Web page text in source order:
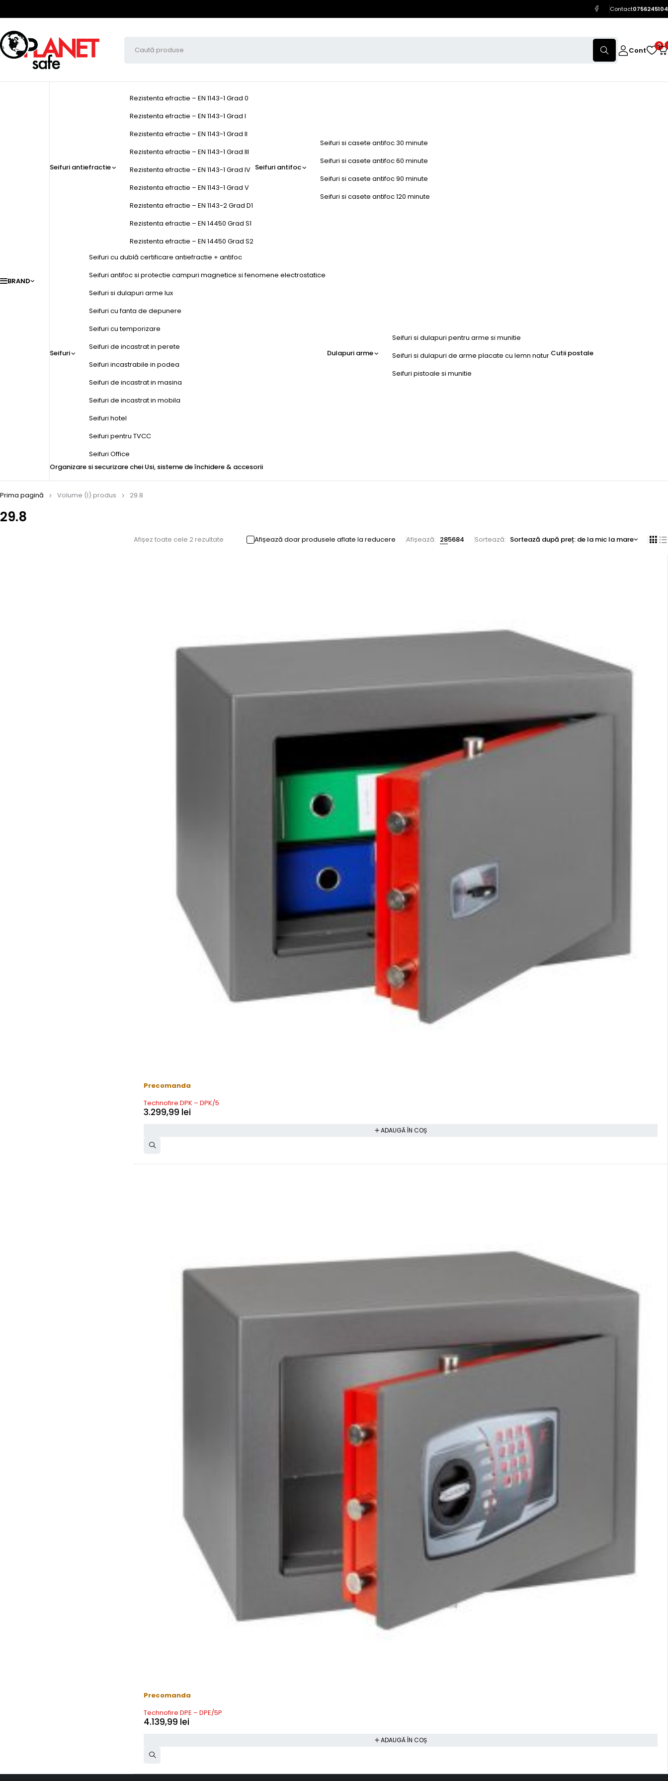
Contact0756245104
Cont
0
BRAND
Seifuri antiefractie
Rezistenta efractie – EN 1143-1 Grad 0
Rezistenta efractie – EN 1143-1 Grad I
Rezistenta efractie – EN 1143-1 Grad II
Rezistenta efractie – EN 1143-1 Grad III
Rezistenta efractie – EN 1143-1 Grad IV
Rezistenta efractie – EN 1143-1 Grad V
Rezistenta efractie – EN 1143-2 Grad D1
Rezistenta efractie – EN 14450 Grad S1
Rezistenta efractie – EN 14450 Grad S2
Seifuri antifoc
Seifuri si casete antifoc 30 minute
Seifuri si casete antifoc 60 minute
Seifuri si casete antifoc 90 minute
Seifuri si casete antifoc 120 minute
Seifuri
Seifuri cu dublă certificare antiefractie + antifoc
Seifuri antifoc si protectie campuri magnetice si fenomene electrostatice
Seifuri si dulapuri arme lux
Seifuri cu fanta de depunere
Seifuri cu temporizare
Seifuri de incastrat in perete
Seifuri incastrabile in podea
Seifuri de incastrat in masina
Seifuri de incastrat in mobila
Seifuri hotel
Seifuri pentru TVCC
Seifuri Office
Dulapuri arme
Seifuri si dulapuri pentru arme si munitie
Seifuri si dulapuri de arme placate cu lemn natur
Seifuri pistoale si munitie
Cutii postale
Organizare si securizare chei Usi, sisteme de închidere & accesorii
29.8
Prima pagină Volume (l) produs 29.8
Afișez toate cele 2 rezultate Afișează doar produsele aflate la reducere Afișează: 285684 Sortează Sortează după preț: de la mic la mare
Precomanda
Technofire DPK – DPK/5
3.299,99 lei
ADAUGĂ ÎN COȘ
Precomanda
Technofire DPE – DPE/5P
4.139,99 lei
ADAUGĂ ÎN COȘ